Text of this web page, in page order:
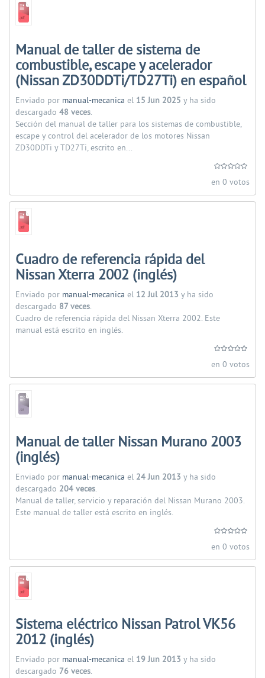
Manual de taller de sistema de
combustible, escape y acelerador
(Nissan ZD30DDTi/TD27Ti) en español
Enviado por manual-mecanica el 15 Jun 2025 y ha sido
descargado 48 veces.
Sección del manual de taller para los sistemas de combustible,
escape y control del acelerador de los motores Nissan
ZD30DDTi y TD27Ti, escrito en...
en 0 votos
Cuadro de referencia rápida del
Nissan Xterra 2002 (inglés)
Enviado por manual-mecanica el 12 Jul 2013 y ha sido
descargado 87 veces.
Cuadro de referencia rápida del Nissan Xterra 2002. Este
manual está escrito en inglés.
en 0 votos
Manual de taller Nissan Murano 2003
(inglés)
Enviado por manual-mecanica el 24 Jun 2013 y ha sido
descargado 204 veces.
Manual de taller, servicio y reparación del Nissan Murano 2003.
Este manual de taller está escrito en inglés.
en 0 votos
Sistema eléctrico Nissan Patrol VK56
2012 (inglés)
Enviado por manual-mecanica el 19 Jun 2013 y ha sido
descargado 76 veces.